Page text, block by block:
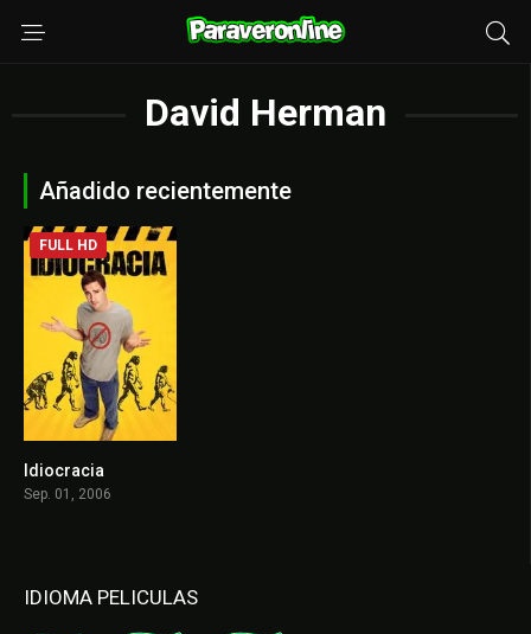
David Herman
Añadido recientemente
FULL HD
Idiocracia
Sep. 01, 2006
IDIOMA PELICULAS